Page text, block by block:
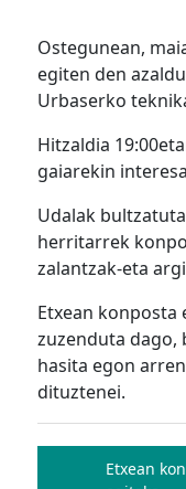
Ostegunean,
egiten den
Urbaserko
Hitzaldia
gaiarekin
Udalak
herritarrek
zalantzak-eta
Etxean konposta
zuzenduta dago,
hasita egon
dituztenei.
zeharEtxean